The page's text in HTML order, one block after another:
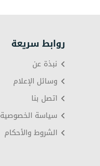
روابط سريعة
نبذة عن
وسائل الإعلام
اتصل بنا
سياسة الخصوصية
الشروط والأحكام